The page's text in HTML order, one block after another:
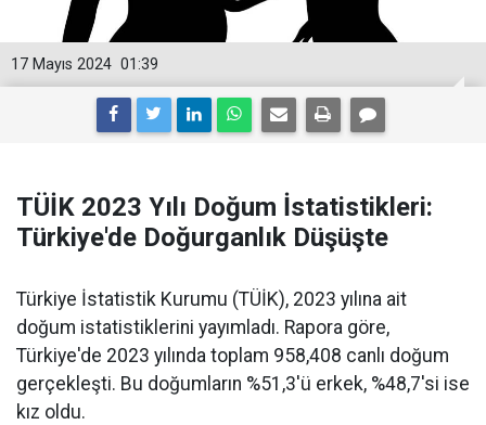
01:39
17 Mayıs 2024
TÜİK 2023 Yılı Doğum İstatistikleri:
Türkiye'de Doğurganlık Düşüşte
Türkiye İstatistik Kurumu (TÜİK), 2023 yılına ait
doğum istatistiklerini yayımladı. Rapora göre,
Türkiye'de 2023 yılında toplam 958,408 canlı doğum
gerçekleşti. Bu doğumların %51,3'ü erkek, %48,7'si ise
kız oldu.